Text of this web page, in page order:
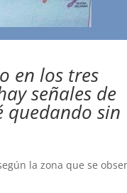
en los tres
señales de
quedando sin
la zona que se